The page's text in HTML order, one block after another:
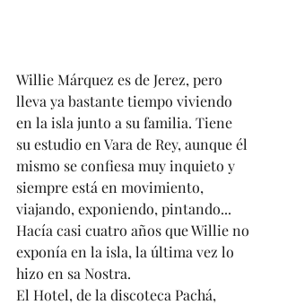
Willie Márquez es de Jerez, pero
lleva ya bastante tiempo viviendo
en la isla junto a su familia. Tiene
su estudio en Vara de Rey, aunque él
mismo se confiesa muy inquieto y
siempre está en movimiento,
viajando, exponiendo, pintando...
Hacía casi cuatro años que Willie no
exponía en la isla, la última vez lo
hizo en sa Nostra.
El Hotel, de la discoteca Pachá,